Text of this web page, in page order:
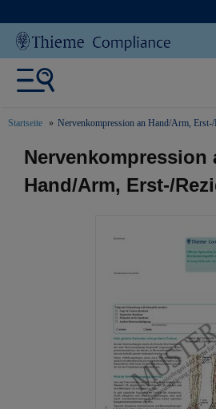
Startseite Nervenkompression an Hand/Arm,
text.skipToContent
text.skipToNavigation
Nervenkompression
Hand/Arm, Erst-/